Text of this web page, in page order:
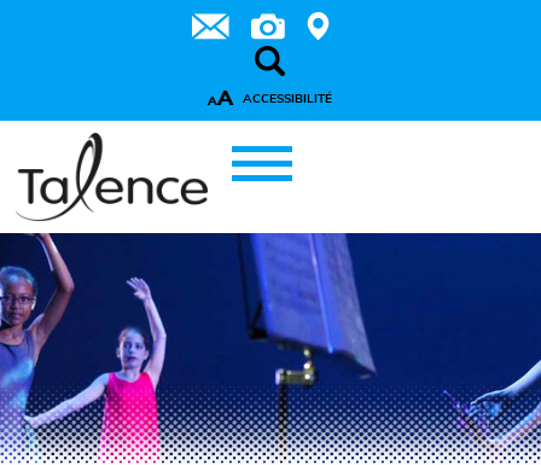
AA ACCESSIBILITÉ